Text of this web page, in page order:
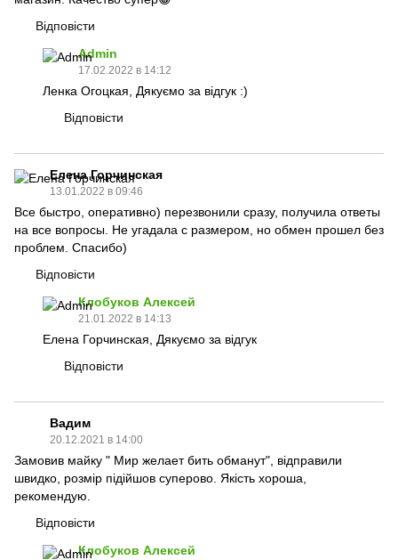
Відповісти
Admin
17.02.2022 в 14:12
Ленка Огоцкая, Дякуємо за відгук :)
Відповісти
Елена Горчинская
13.01.2022 в 09:46
Все быстро, оперативно) перезвонили сразу, получила ответы
на все вопросы. Не угадала с размером, но обмен прошел без
проблем. Спасибо)
Відповісти
Клобуков Алексей
21.01.2022 в 14:13
Елена Горчинская, Дякуємо за відгук
Відповісти
Вадим
20.12.2021 в 14:00
Замовив майку " Мир желает бить обманут", відправили
швидко, розмір підійшов суперово. Якість хороша,
рекомендую.
Відповісти
Клобуков Алексей